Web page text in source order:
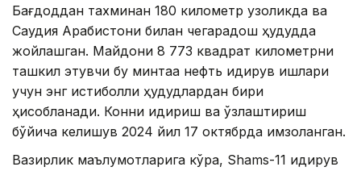
Бағдоддан тахминан 180 километр узоқликда ва
Саудия Арабистони билан чегарадош ҳудудда
жойлашган. Майдони 8 773 квадрат километрни
ташкил этувчи бу минтақа нефть қидирув ишлари
учун энг истиқболли ҳудудлардан бири
ҳисобланади. Конни қидириш ва ўзлаштириш
бўйича келишув 2024 йил 17 октябрда имзоланган.
Вазирлик маълумотларига кўра, Shams-11 қидирув